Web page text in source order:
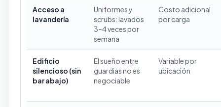
Acceso a
lavandería
Uniformes y
scrubs: lavados
3–4 veces por
semana
Costo adicional
por carga
Edificio
silencioso (sin
bar abajo)
El sueño entre
guardias no es
negociable
Variable por
ubicación